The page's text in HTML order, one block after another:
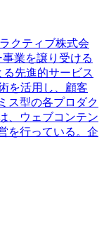
クティブ株式会
業を譲り受ける
先進的サービス
を活用し、顧客
ス型の各プロダク
、ウェブコンテン
を行っている。企